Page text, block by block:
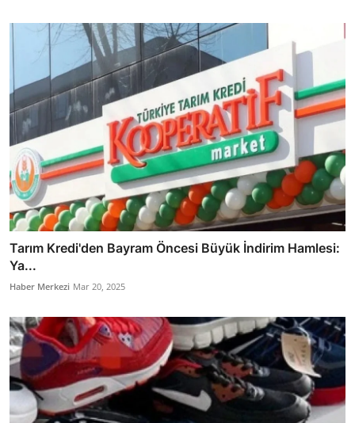
Tarım Kredi'den Bayram Öncesi Büyük İndirim Hamlesi:
Ya...
Haber Merkezi Mar 20, 2025